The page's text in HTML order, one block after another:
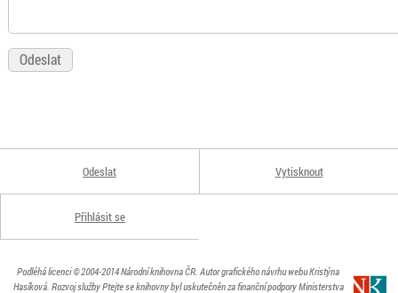
Odeslat Vytisknout
Přihlásit se
Podléhá licenci© 2004-2014Národní knihovna ČR. Autor grafického návrhu webu Kristýna
Hasíková. Rozvoj služby Ptejte se knihovny byl uskutečněn za finanční podpory Ministerstva